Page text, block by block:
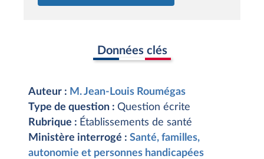
Données clés
Auteur : M. Jean-Louis Roumégas
Type de question : Question écrite
Rubrique : Établissements de santé
Ministère interrogé : Santé, familles,
autonomie et personnes handicapées